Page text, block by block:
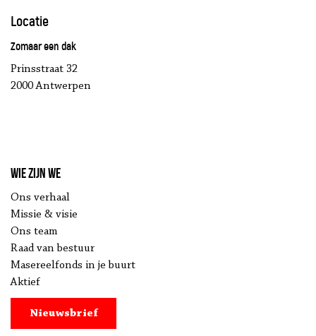
Locatie
Zomaar een dak
Prinsstraat 32
2000 Antwerpen
Wie zijn we
Ons verhaal
Missie & visie
Ons team
Raad van bestuur
Masereelfonds in je buurt
Aktief
Nieuwsbrief